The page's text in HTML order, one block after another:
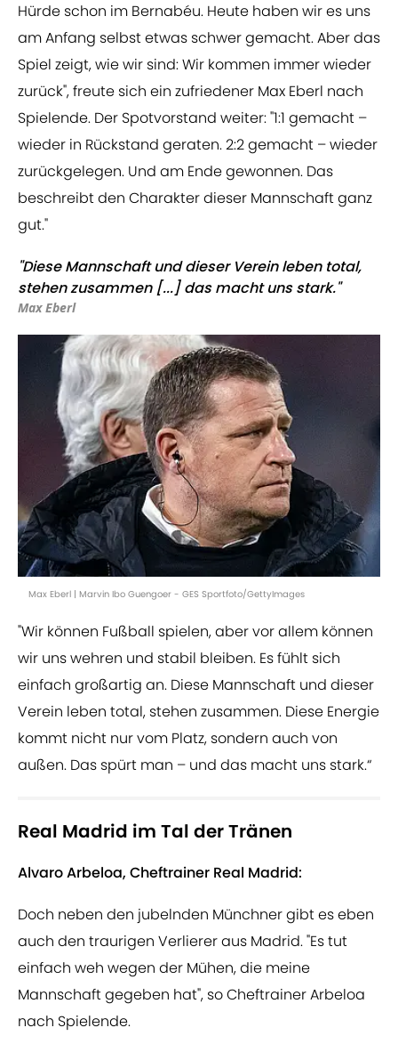
Hürde schon im Bernabéu. Heute haben wir es uns
am Anfang selbst etwas schwer gemacht. Aber das
Spiel zeigt, wie wir sind: Wir kommen immer wieder
zurück", freute sich ein zufriedener Max Eberl nach
Spielende. Der Spotvorstand weiter: "1:1 gemacht –
wieder in Rückstand geraten. 2:2 gemacht – wieder
zurückgelegen. Und am Ende gewonnen. Das
beschreibt den Charakter dieser Mannschaft ganz
gut."
"Diese Mannschaft und dieser Verein leben total,
stehen zusammen [...] das macht uns stark."
Max Eberl
Max Eberl | Marvin Ibo Guengoer - GES Sportfoto/GettyImages
"Wir können Fußball spielen, aber vor allem können
wir uns wehren und stabil bleiben. Es fühlt sich
einfach großartig an. Diese Mannschaft und dieser
Verein leben total, stehen zusammen. Diese Energie
kommt nicht nur vom Platz, sondern auch von
außen. Das spürt man – und das macht uns stark.“
Real Madrid im Tal der Tränen
Alvaro Arbeloa, Cheftrainer Real Madrid:
Doch neben den jubelnden Münchner gibt es eben
auch den traurigen Verlierer aus Madrid. "Es tut
einfach weh wegen der Mühen, die meine
Mannschaft gegeben hat", so Cheftrainer Arbeloa
nach Spielende.